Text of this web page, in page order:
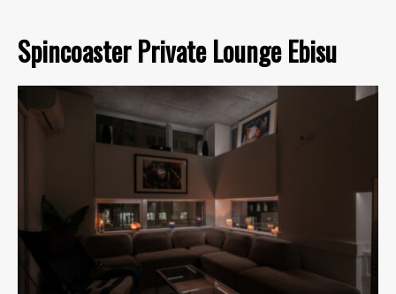
Spincoaster Private Lounge Ebisu